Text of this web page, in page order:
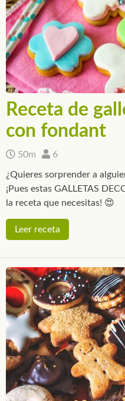
Receta de
con fondant
50m 6
¿Quieres sorprender a
¡Pues estas GALLETAS
la receta que necesitas! 😍
Leer receta